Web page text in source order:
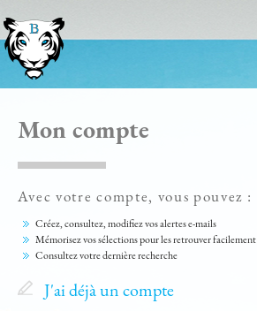
ACCUEIL
QUI SOMMES-NOUS ?
ACHETER
LOUER
Mon compte
Avec votre compte, vous pouvez :
Créez, consultez, modifiez vos alertes e-mails
Mémorisez vos sélections pour les retrouver facilement
Consultez votre dernière recherche
J'ai déjà un compte